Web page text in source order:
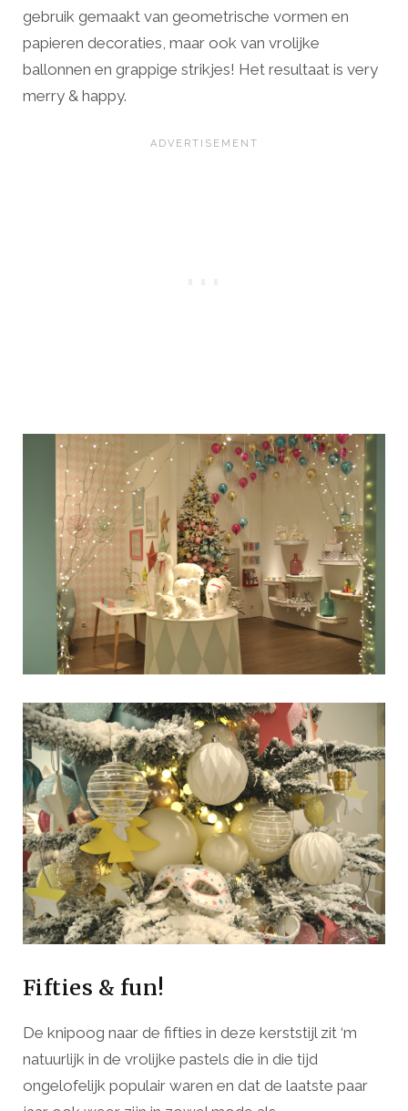
gebruik gemaakt van geometrische vormen en
papieren decoraties, maar ook van vrolijke
ballonnen en grappige strikjes! Het resultaat is very
merry & happy.
Fifties & fun!
De knipoog naar de fifties in deze kerststijl zit ‘m
natuurlijk in de vrolijke pastels die in die tijd
ongelofelijk populair waren en dat de laatste paar